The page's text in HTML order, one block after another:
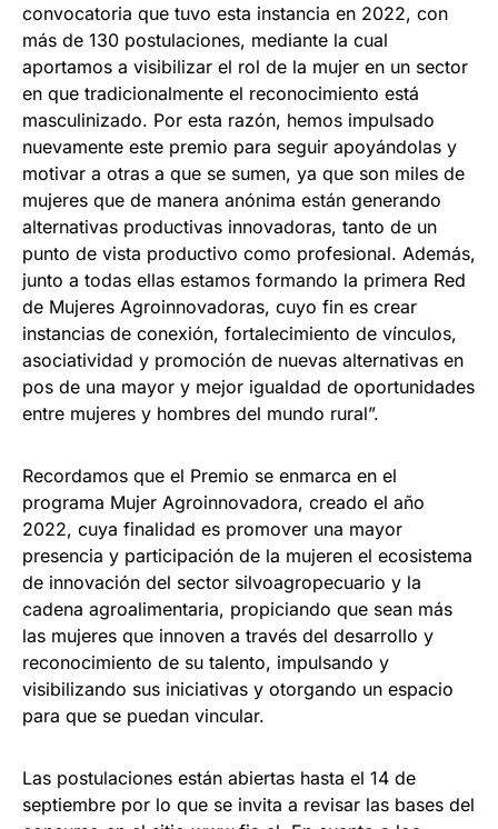
convocatoria que tuvo esta instancia en 2022, con
más de 130 postulaciones, mediante la cual
aportamos a visibilizar el rol de la mujer en un sector
en que tradicionalmente el reconocimiento está
masculinizado. Por esta razón, hemos impulsado
nuevamente este premio para seguir apoyándolas y
motivar a otras a que se sumen, ya que son miles de
mujeres que de manera anónima están generando
alternativas productivas innovadoras, tanto de un
punto de vista productivo como profesional. Además,
junto a todas ellas estamos formando la primera Red
de Mujeres Agroinnovadoras, cuyo fin es crear
instancias de conexión, fortalecimiento de vínculos,
asociatividad y promoción de nuevas alternativas en
pos de una mayor y mejor igualdad de oportunidades
entre mujeres y hombres del mundo rural”.
Recordamos que el Premio se enmarca en el
programa Mujer Agroinnovadora, creado el año
2022, cuya finalidad es promover una mayor
presencia y participación de la mujeren el ecosistema
de innovación del sector silvoagropecuario y la
cadena agroalimentaria, propiciando que sean más
las mujeres que innoven a través del desarrollo y
reconocimiento de su talento, impulsando y
visibilizando sus iniciativas y otorgando un espacio
para que se puedan vincular.
Las postulaciones están abiertas hasta el 14 de
septiembre por lo que se invita a revisar las bases del